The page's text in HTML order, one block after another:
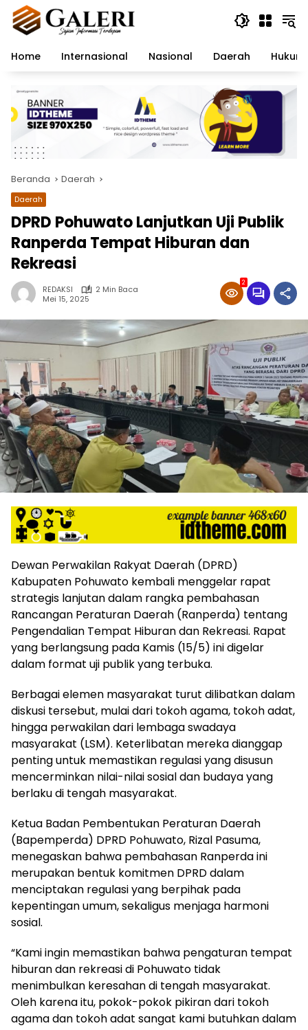
Langsung
konten
Home
Internasional Nasional Daerah
Beranda Daerah
Daerah
DPRD Pohuwato Lanjutkan Uji Publik
Ranperda Tempat Hiburan dan
Rekreasi
REDAKSI
2 Min Baca
Mei 15, 2025
2
Dewan Perwakilan Rakyat Daerah (DPRD)
Kabupaten Pohuwato kembali menggelar rapat
strategis lanjutan dalam rangka pembahasan
Rancangan Peraturan Daerah (Ranperda) tentang
Pengendalian Tempat Hiburan dan Rekreasi. Rapat
yang berlangsung pada Kamis (15/5) ini digelar
dalam format uji publik yang terbuka.
Berbagai elemen masyarakat turut dilibatkan dalam
diskusi tersebut, mulai dari tokoh agama, tokoh adat,
hingga perwakilan dari lembaga swadaya
masyarakat (LSM). Keterlibatan mereka dianggap
penting untuk memastikan regulasi yang disusun
mencerminkan nilai-nilai sosial dan budaya yang
berlaku di tengah masyarakat.
Ketua Badan Pembentukan Peraturan Daerah
(Bapemperda) DPRD Pohuwato, Rizal Pasuma,
menegaskan bahwa pembahasan Ranperda ini
merupakan bentuk komitmen DPRD dalam
menciptakan regulasi yang berpihak pada
kepentingan umum, sekaligus menjaga harmoni
sosial.
“Kami ingin memastikan bahwa pengaturan tempat
hiburan dan rekreasi di Pohuwato tidak
menimbulkan keresahan di tengah masyarakat.
Oleh karena itu, pokok-pokok pikiran dari tokoh
agama dan tokoh adat sangat kami butuhkan dalam